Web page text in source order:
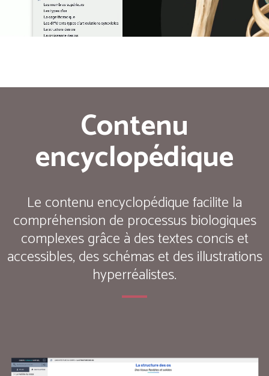
Contenu
encyclopédique
Le contenu encyclopédique facilite la
compréhension de processus biologiques
complexes grâce à des textes concis et
accessibles, des schémas et des illustrations
hyperréalistes.